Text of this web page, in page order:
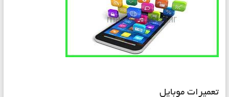
تعمیرات موبایل